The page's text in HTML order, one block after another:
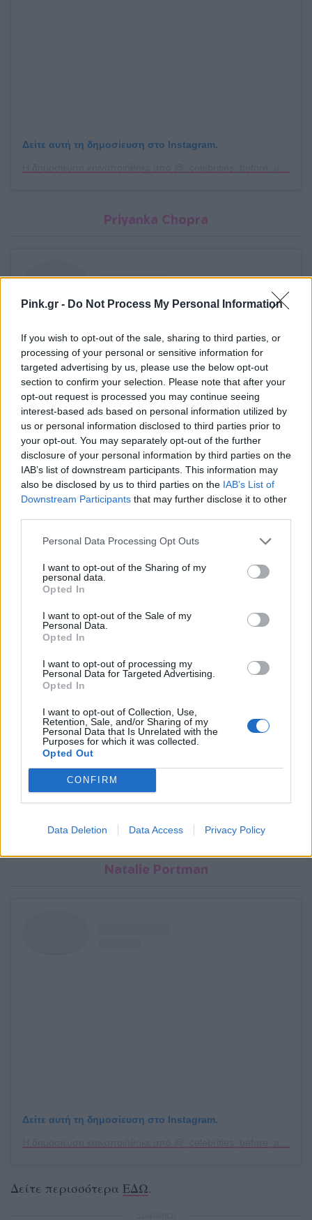
Pink.gr - Do Not Process My Personal Information
If you wish to opt-out of the sale, sharing to third parties, or
processing of your personal or sensitive information for
targeted advertising by us, please use the below opt-out
section to confirm your selection. Please note that after your
opt-out request is processed you may continue seeing
interest-based ads based on personal information utilized by
us or personal information disclosed to third parties prior to
your opt-out. You may separately opt-out of the further
disclosure of your personal information by third parties on the
IAB’s list of downstream participants. This information may
also be disclosed by us to third parties on the IAB’s List of
Downstream Participants that may further disclose it to other
Personal Data Processing Opt Outs
I want to opt-out of the Sharing of my
personal data.
Opted In
I want to opt-out of the Sale of my
Personal Data.
Opted In
I want to opt-out of processing my
Personal Data for Targeted Advertising.
Opted In
I want to opt-out of Collection, Use,
Retention, Sale, and/or Sharing of my
Personal Data that Is Unrelated with the
Purposes for which it was collected.
Opted Out
CONFIRM
Data Deletion Data Access Privacy Policy
Δείτε αυτή τη δημοσίευση στο Instagram.
Priyanka Chopra
Δείτε αυτή τη δημοσίευση στο Instagram.
Kendall Jenner
Δείτε αυτή τη δημοσίευση στο Instagram.
Natalie Portman
Δείτε αυτή τη δημοσίευση στο Instagram.
Δείτε περισσότερα ΕΔΩ.